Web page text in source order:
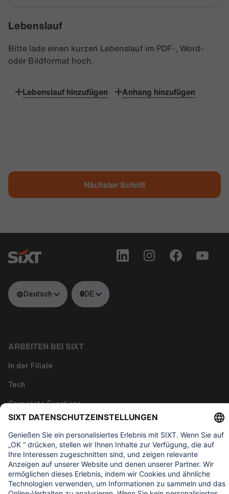
Lebenslauf
Bitte lade einen kurzen Lebenslauf im PDF-, Word-
oder Bildformat hoch.
Lebenslauf hinzufügen Anhang hinzufügen
Nächster Schritt
Deutsch DE
ARBEITEN BEI SIXT
In der Filiale
Tech
Corporate Functions
Über uns
WAS UNS WICHTIG IST
Regine Sixt Kinderhilfe Stiftung